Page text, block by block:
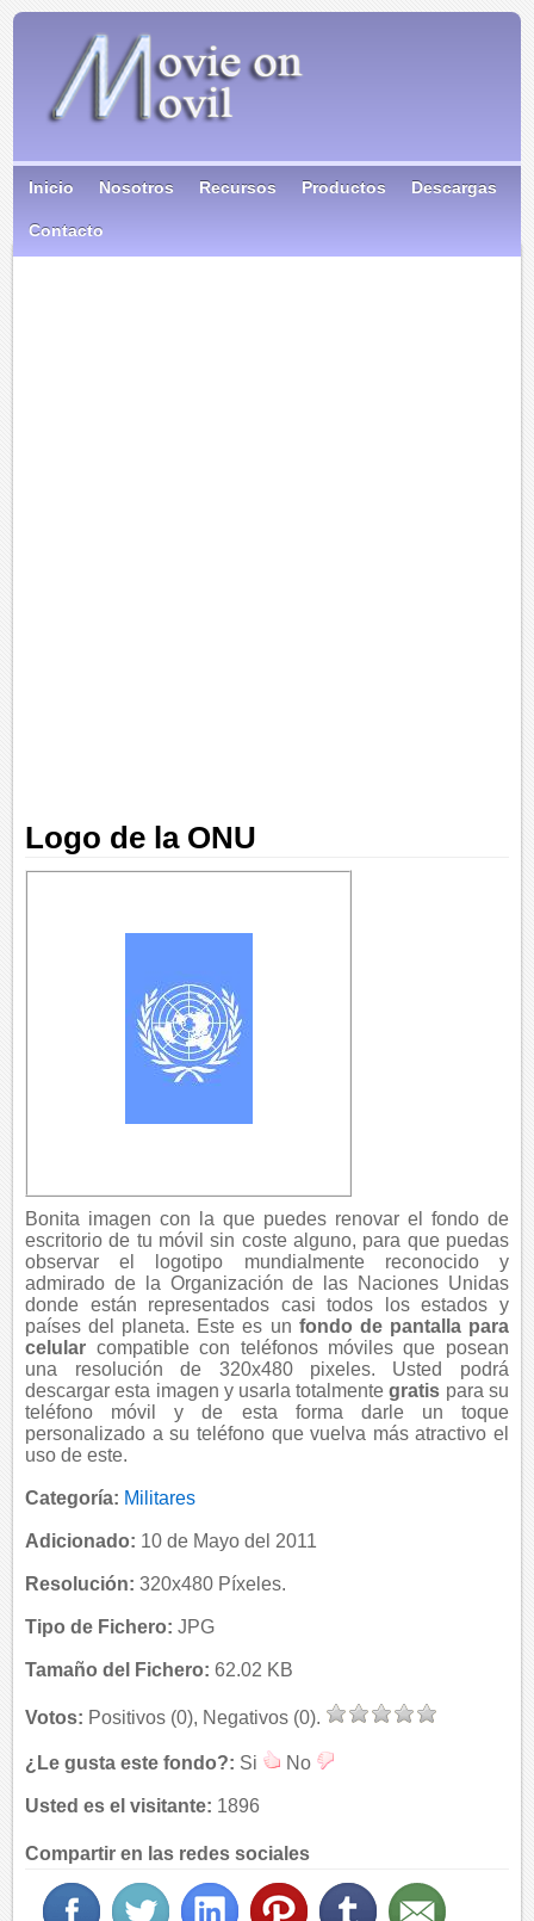
Inicio Nosotros Recursos Productos Descargas
Contacto
Logo de la ONU
Bonita imagen con la que puedes renovar el fondo de
escritorio de tu móvil sin coste alguno, para que puedas
observar el logotipo mundialmente reconocido y
admirado de la Organización de las Naciones Unidas
donde están representados casi todos los estados y
países del planeta. Este es un fondo de pantalla para
celular compatible con teléfonos móviles que posean
una resolución de 320x480 pixeles. Usted podrá
descargar esta imagen y usarla totalmentegratis para su
teléfono móvil y de esta forma darle un toque
personalizado a su teléfono que vuelva más atractivo el
uso de este.
Categoría: Militares
Adicionado: 10 de Mayo del 2011
Resolución: 320x480 Píxeles.
Tipo de Fichero: JPG
Tamaño del Fichero: 62.02 KB
Votos: Positivos (0), Negativos (0).
¿Le gusta este fondo?: Si No
Usted es el visitante: 1896
Compartir en las redes sociales